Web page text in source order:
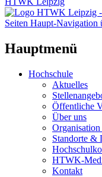
Seiten Haupt-Navigation
Hauptmenü
Hochschule
Aktuelles
Öffentliche
Über uns
Standorte &
HTWK-
Kontakt